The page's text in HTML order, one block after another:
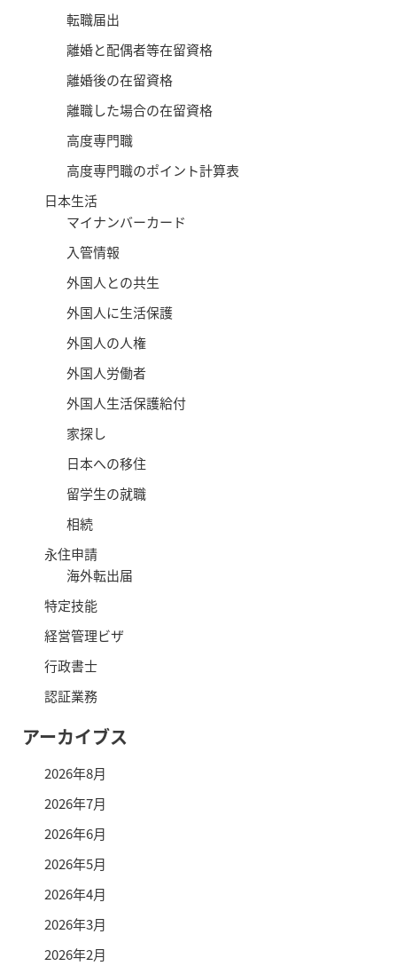
転職届出
離婚と配偶者等在留資格
離婚後の在留資格
離職した場合の在留資格
高度専門職
高度専門職のポイント計算表
日本生活
マイナンバーカード
入管情報
外国人との共生
外国人に生活保護
外国人の人権
外国人労働者
外国人生活保護給付
家探し
日本への移住
留学生の就職
相続
永住申請
海外転出届
特定技能
経営管理ビザ
行政書士
認証業務
アーカイブス
2026年8月
2026年7月
2026年6月
2026年5月
2026年4月
2026年3月
2026年2月